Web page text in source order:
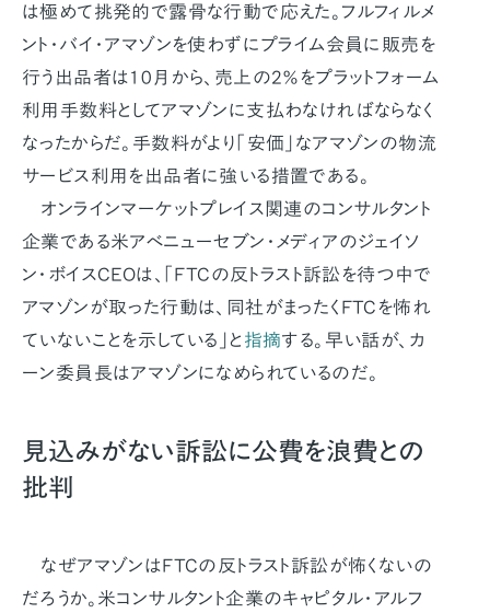
は極めて挑発的で露骨な行動で応えた。フルフィルメ
ント・バイ・アマゾンを使わずにプライム会員に販売を
行う出品者は10月から、売上の2％をプラットフォーム
利用手数料としてアマゾンに支払わなければならなく
なったからだ。手数料がより「安価」なアマゾンの物流
サービス利用を出品者に強いる措置である。
オンラインマーケットプレイス関連のコンサルタント
企業である米アベニューセブン・メディアのジェイソ
ン・ボイスCEOは、「FTCの反トラスト訴訟を待つ中で
アマゾンが取った行動は、同社がまったくFTCを怖れ
ていないことを示している」と 指摘する。早い話が、カ
ーン委員長はアマゾンになめられているのだ。
見込みがない訴訟に公費を浪費との
批判
なぜアマゾンはFTCの反トラスト訴訟が怖くないの
だろうか。米コンサルタント企業のキャピタル・アルフ